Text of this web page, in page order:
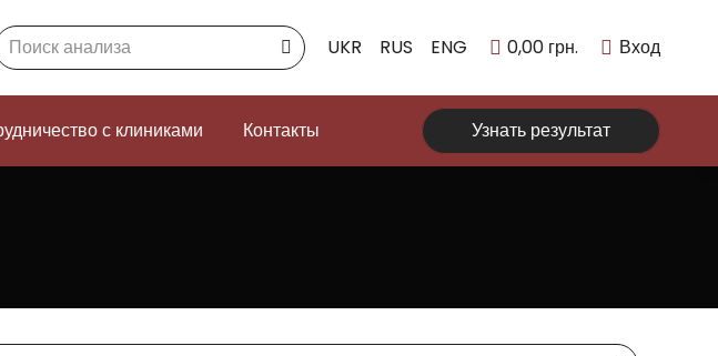
UKR RUS ENG 0,00 грн. Вход
с клиниками Контакты Узнать результат